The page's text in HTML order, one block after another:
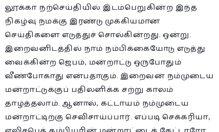
லூக்கா நற்செய்தியில் இடம்பெறுகின்ற இந்த
நிகழ்வு நமக்கு இரண்டு முக்கியமான
செய்திகளை எடுத்துச் சொல்கின்றது. ஒன்று.
இறைவனிடத்தில் நாம் நம்பிக்கையோடு எடுத்து
வைக்கின்ற ஜெபம், மன்றாட்டு ஒருபோதும்
வீண்போகாது என்பதாகும். இறைவன் நம்முடைய
மன்றாட்டுக்குப் பதிலளிக்க சற்று காலம்
தாழ்த்தலாம். ஆனால், கட்டாயம் நம்முடைய
மன்றாட்டிற்கு செவிசாய்ப்பார். எப்படி செக்கரியா,